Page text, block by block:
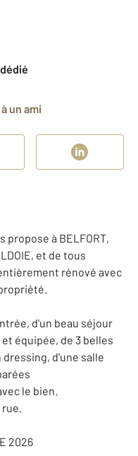
un ami
propose à BELFORT,
et de tous
rénové avec
d'un beau séjour
équipée, de 3 belles
d'une salle
le bien.
2026